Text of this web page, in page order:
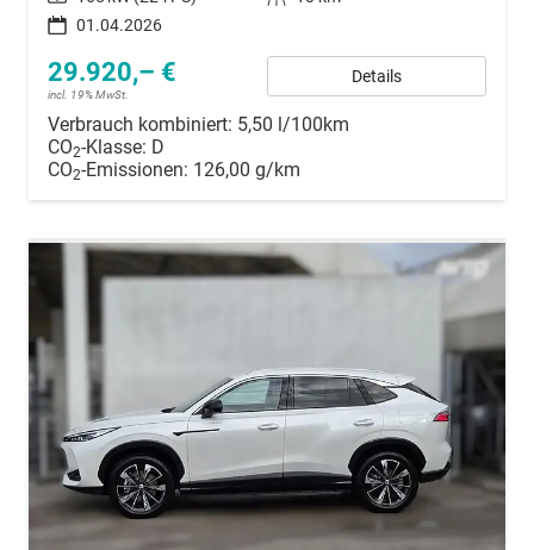
01.04.2026
29.920,– €
incl. 19% MwSt.
Details
Verbrauch kombiniert: 5,50 l/100km
CO2-Klasse: D
CO2-Emissionen: 126,00 g/km